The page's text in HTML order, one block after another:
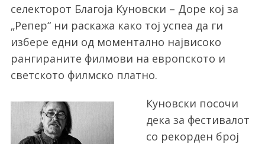
селекторот Благоја Куновски – Доре кој за
„Репер“ ни раскажа како тој успеа да ги
избере едни од моментално највисоко
рангираните филмови на европското и
светското филмско платно.
Куновски посочи
дека за фестивалот
со рекорден број